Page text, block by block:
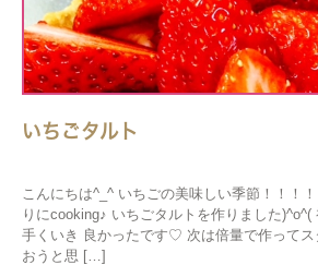
いちごタルト
こんにちは^_^ いちごの美味しい季節！！！
りにcooking♪ いちごタルトを作りました
手くいき 良かったです♡ 次は倍量で作ってス
おうと思 […]